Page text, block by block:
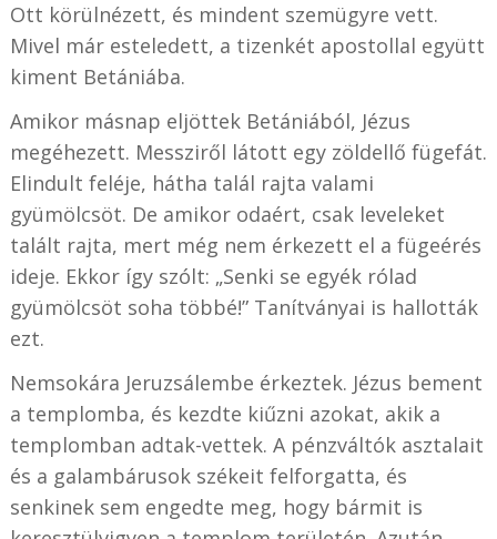
Ott körülnézett, és mindent szemügyre vett.
Mivel már esteledett, a tizenkét apostollal együtt
kiment Betániába.
Amikor másnap eljöttek Betániából, Jézus
megéhezett. Messziről látott egy zöldellő fügefát.
Elindult feléje, hátha talál rajta valami
gyümölcsöt. De amikor odaért, csak leveleket
talált rajta, mert még nem érkezett el a fügeérés
ideje. Ekkor így szólt: „Senki se egyék rólad
gyümölcsöt soha többé!” Tanítványai is hallották
ezt.
Nemsokára Jeruzsálembe érkeztek. Jézus bement
a templomba, és kezdte kiűzni azokat, akik a
templomban adtak-vettek. A pénzváltók asztalait
és a galambárusok székeit felforgatta, és
senkinek sem engedte meg, hogy bármit is